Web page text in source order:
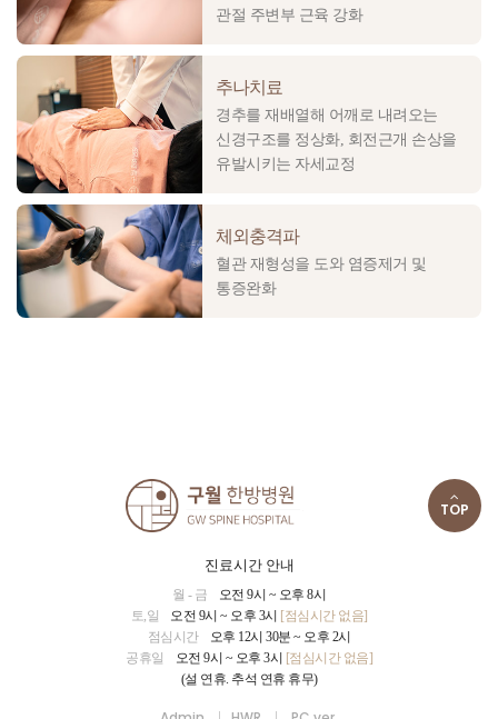
관절 주변부 근육 강화
추나치료
경추를 재배열해 어깨로 내려오는
신경구조를 정상화, 회전근개 손상을
유발시키는 자세교정
체외충격파
혈관 재형성을 도와 염증제거 및
통증완화
TOP
진료시간 안내
월 - 금
오전 9시 ~ 오후 8시
토,일
오전 9시 ~ 오후 3시 [점심시간 없음]
점심시간
오후 12시 30분 ~ 오후 2시
공휴일
오전 9시 ~ 오후 3시 [점심시간 없음]
(설 연휴. 추석 연휴 휴무)